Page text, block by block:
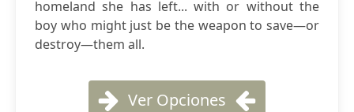
homeland she has left... with or without the
boy who might just be the weapon to save―or
destroy―them all.
Ver Opciones